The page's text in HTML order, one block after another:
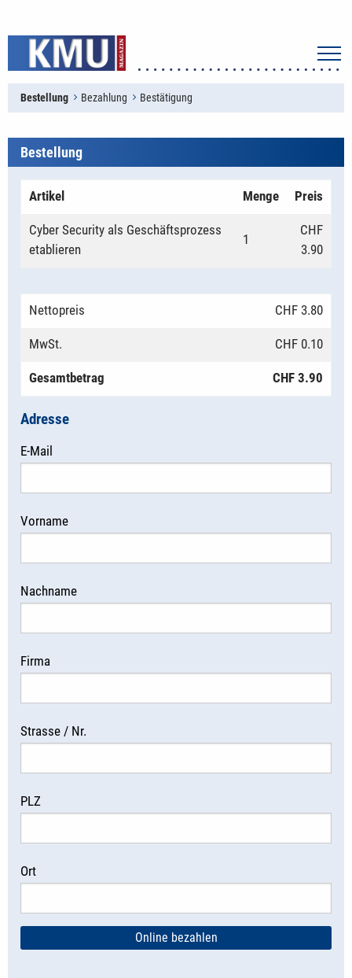
Bestellung Bezahlung Bestätigung
Bestellung
Artikel Menge Preis
Cyber Security als Geschäftsprozess
etablieren
1
CHF
3.90
Nettopreis CHF 3.80
MwSt. CHF 0.10
Gesamtbetrag CHF 3.90
Adresse
E-Mail
Vorname
Nachname
Firma
Strasse / Nr.
PLZ
Ort